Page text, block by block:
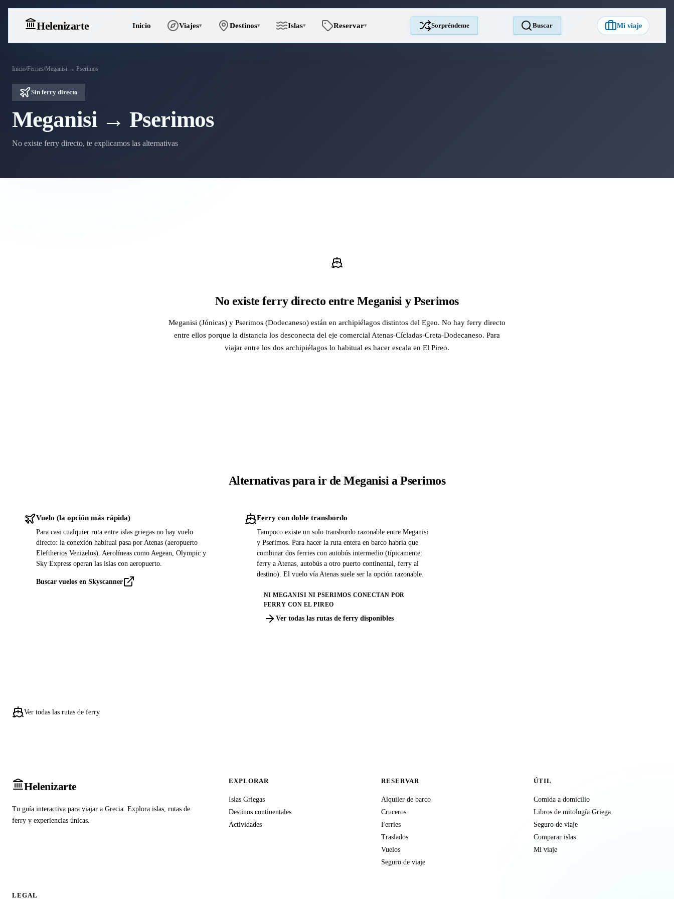
Helenizarte Inicio Viajes▾ Destinos▾ Islas▾ Reservar▾ Sorpréndeme Buscar Mi viaje
Inicio/Ferries/Meganisi → Pserimos
Sin ferry directo
Meganisi → Pserimos
No existe ferry directo, te explicamos las alternativas
No existe ferry directo entre Meganisi y Pserimos
Meganisi (Jónicas) y Pserimos (Dodecaneso) están en archipiélagos distintos del Egeo. No hay ferry directo
entre ellos porque la distancia los desconecta del eje comercial Atenas-Cícladas-Creta-Dodecaneso. Para
viajar entre los dos archipiélagos lo habitual es hacer escala en El Pireo.
Alternativas para ir de Meganisi a Pserimos
Vuelo (la opción más rápida)
Para casi cualquier ruta entre islas griegas no hay vuelo
directo: la conexión habitual pasa por Atenas (aeropuerto
Eleftherios Venizelos). Aerolíneas como Aegean, Olympic y
Sky Express operan las islas con aeropuerto.
Buscar vuelos en Skyscanner
Ferry con doble transbordo
Tampoco existe un solo transbordo razonable entre Meganisi
y Pserimos. Para hacer la ruta entera en barco habría que
combinar dos ferries con autobús intermedio (típicamente:
ferry a Atenas, autobús a otro puerto continental, ferry al
destino). El vuelo vía Atenas suele ser la opción razonable.
NI MEGANISI NI PSERIMOS CONECTAN POR
FERRY CON EL PIREO
Ver todas las rutas de ferry disponibles
Ver todas las rutas de ferry
Helenizarte
Tu guía interactiva para viajar a Grecia. Explora islas, rutas de
ferry y experiencias únicas.
EXPLORAR
Islas Griegas
Destinos continentales
Actividades
RESERVAR
Alquiler de barco
Cruceros
Ferries
Traslados
Vuelos
Seguro de viaje
ÚTIL
Comida a domicilio
Libros de mitología Griega
Seguro de viaje
Comparar islas
Mi viaje
LEGAL